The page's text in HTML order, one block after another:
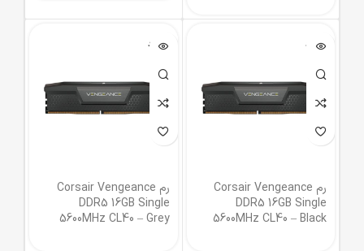
ناموجود
رم Corsair Vengeance
DDR5 16GB Single
5600MHz CL40 – Black
ناموجود
رم Corsair Vengeance
DDR5 16GB Single
5600MHz CL40 – Grey